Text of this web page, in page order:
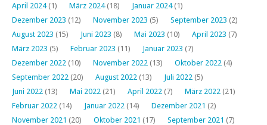
April 2024(1) März 2024(18) Januar 2024(1)
Dezember 2023 (12) November 2023 (5) September 2023 (2)
August 2023 (15) Juni 2023 (8) Mai 2023 (10) April 2023 (7)
März 2023 (5) Februar 2023 (11) Januar 2023 (7)
Dezember 2022 (10) November 2022 (13) Oktober 2022 (4)
September 2022 (20) August 2022 (13) Juli 2022 (5)
Juni 2022 (13) Mai 2022 (21) April 2022 (7) März 2022 (21)
Februar 2022 (14) Januar 2022 (14) Dezember 2021 (2)
November 2021 (20) Oktober 2021 (17) September 2021 (7)